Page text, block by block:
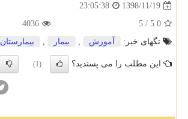
1398/11/19
23:05:38
5.0
/ 5
4036
تگهای خبر:
آموزش , بیمار , بیمارستان
این مطلب را می پسندید؟ (1)